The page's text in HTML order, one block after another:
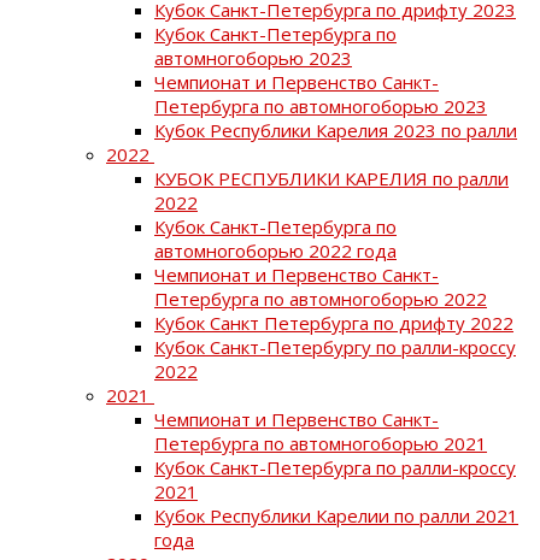
Кубок Санкт-Петербурга по дрифту 2023
Кубок Санкт-Петербурга по
автомногоборью 2023
Чемпионат и Первенство Санкт-
Петербурга по автомногоборью 2023
Кубок Республики Карелия 2023 по ралли
2022
КУБОК РЕСПУБЛИКИ КАРЕЛИЯ по ралли
2022
Кубок Санкт-Петербурга по
автомногоборью 2022 года
Чемпионат и Первенство Санкт-
Петербурга по автомногоборью 2022
Кубок Санкт Петербурга по дрифту 2022
Кубок Санкт-Петербургу по ралли-кроссу
2022
2021
Чемпионат и Первенство Санкт-
Петербурга по автомногоборью 2021
Кубок Санкт-Петербурга по ралли-кроссу
2021
Кубок Республики Карелии по ралли 2021
года